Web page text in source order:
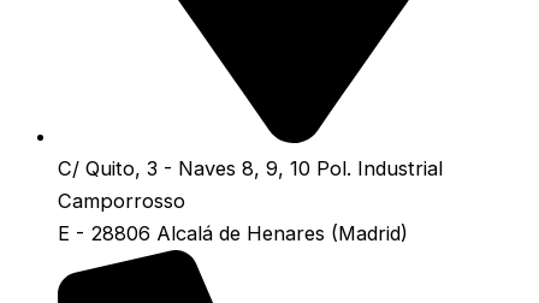
C/ Quito, 3 - Naves 8, 9, 10 Pol. Industrial
Camporrosso
E - 28806 Alcalá de Henares (Madrid)